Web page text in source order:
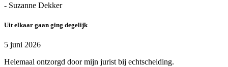
- Suzanne Dekker
Uit elkaar gaan ging degelijk
5 juni 2026
Helemaal ontzorgd door mijn jurist bij echtscheiding.